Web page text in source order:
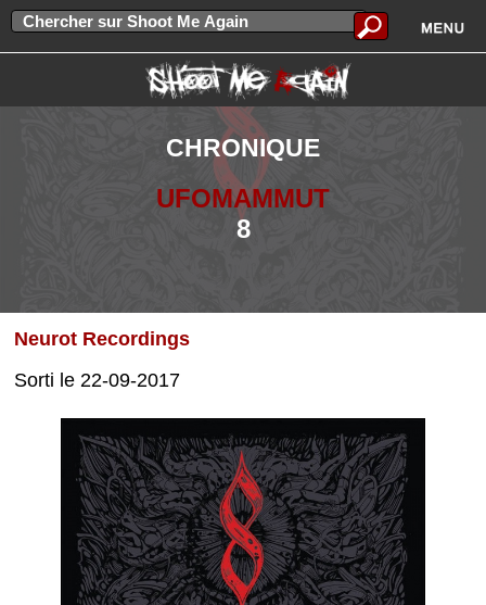
CHRONIQUE
UFOMAMMUT
8
Neurot Recordings
Sorti le 22-09-2017